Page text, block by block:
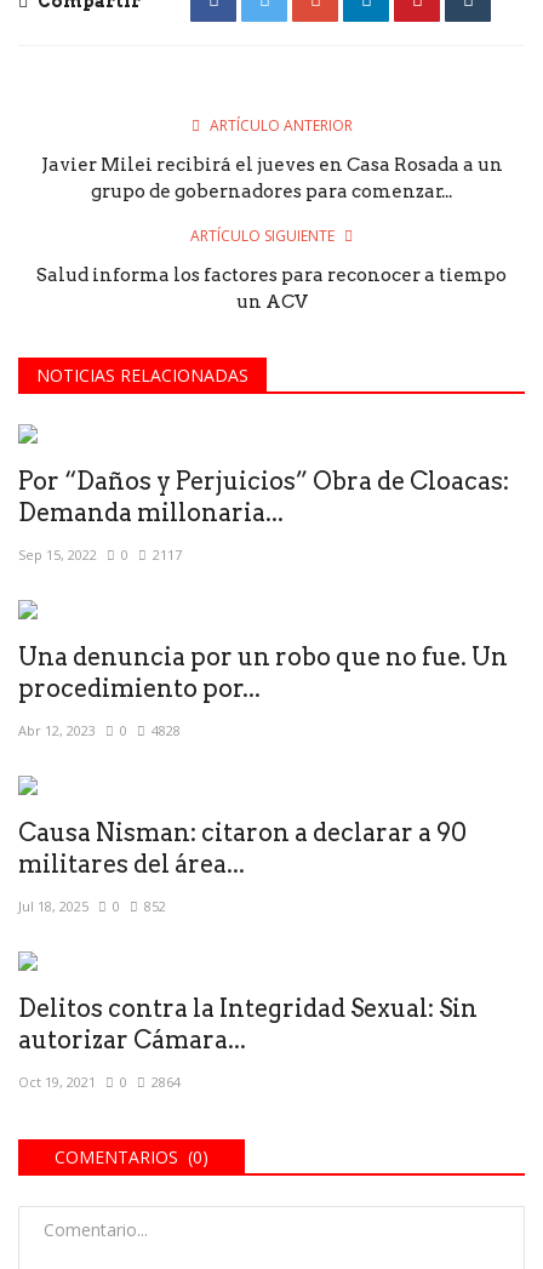
ARTÍCULO ANTERIOR
Javier Milei recibirá el jueves en Casa Rosada a un
grupo de gobernadores para comenzar...
ARTÍCULO SIGUIENTE
Salud informa los factores para reconocer a tiempo
un ACV
NOTICIAS RELACIONADAS
Por “Daños y Perjuicios” Obra de Cloacas:
Demanda millonaria...
Sep 15, 2022 0 2117
Una denuncia por un robo que no fue. Un
procedimiento por...
Abr 12, 2023 0 4828
Causa Nisman: citaron a declarar a 90
militares del área...
Jul 18, 2025 0 852
Delitos contra la Integridad Sexual: Sin
autorizar Cámara...
Oct 19, 2021 0 2864
COMENTARIOS (0)